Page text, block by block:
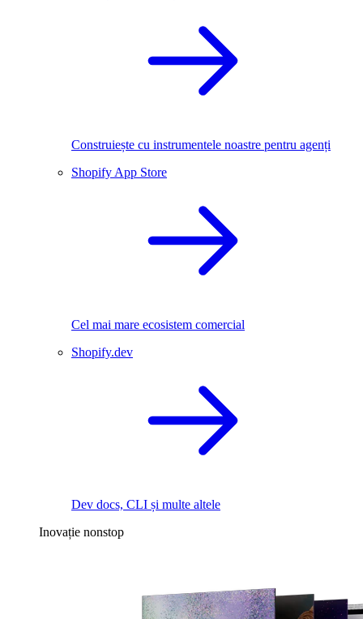
Construiește cu instrumentele noastre pentru agenți
Shopify App Store
Cel mai mare ecosistem comercial
Shopify.dev
Dev docs, CLI și multe altele
Inovație nonstop